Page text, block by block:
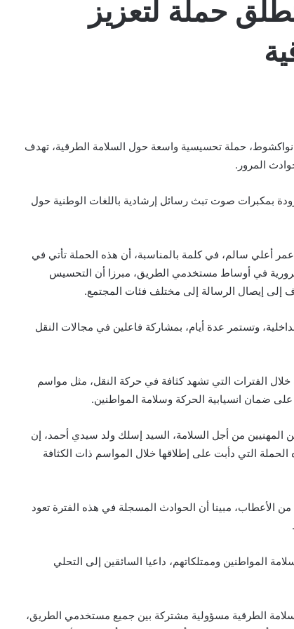
حملة لتعزيز
حملة تحسيسية واسعة حول السلامة الطرقية، تهدف
المرور.
بمكبرات صوت تبث رسائل إرشادية باللغات الوطنية حول
أعلي سالم، في كلمة بالمناسبة، أن هذه الحملة تأتي في
في أوساط مستخدمي الطريق، مبرزا أن التحسيس
إلى إيصال الرسالة إلى مختلف فئات المجتمع.
وتستمر عدة أيام، بمشاركة فاعلين في مجالات النقل
الفترات التي تشهد كثافة في حركة النقل، مثل مواسم
ضمان انسيابية الحركة وسلامة المواطنين.
المهنيين من أجل السلامة، السيد إسلك ولد سيدي أحمد، إن
التي دأبت على إطلاقها خلال المواسم ذات الكثافة
الأعطاب، مبينا أن الحوادث المسجلة في هذه الفترة تعود
المواطنين وممتلكاتهم، داعيا السائقين إلى التحلي
الطرقية مسؤولية مشتركة بين جميع مستخدمي الطريق،